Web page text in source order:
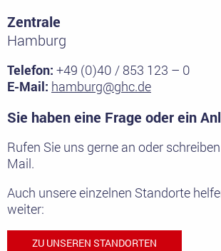
Zentrale
Hamburg
Telefon: +49 (0)40 / 853 123 – 0
E-Mail: hamburg@ghc.de
Sie haben eine Frage oder ein
Rufen Sie uns gerne an oder
Mail.
Auch unsere einzelnen Standorte
weiter:
ZU UNSEREN STANDORTEN